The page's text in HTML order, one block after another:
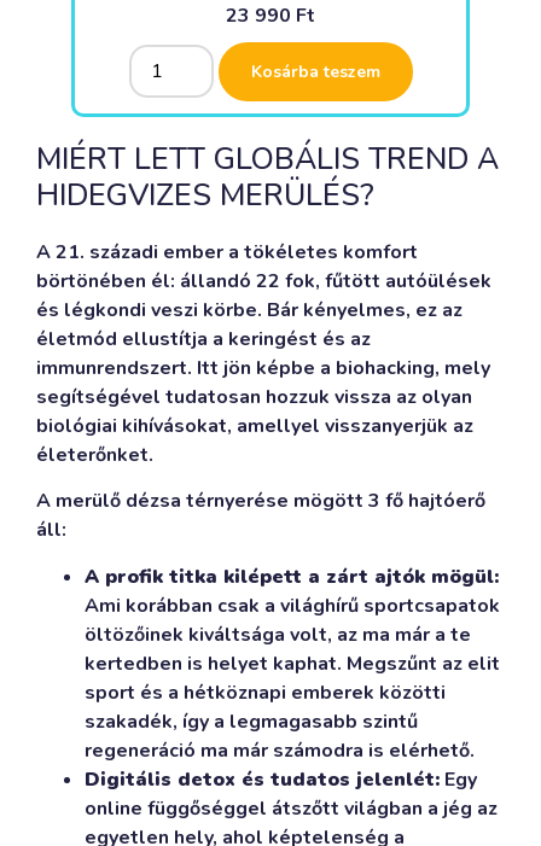
23 990 Ft
Kosárba teszem
Alternative:
MIÉRT LETT GLOBÁLIS TREND A
HIDEGVIZES MERÜLÉS?
A 21. századi ember a tökéletes komfort
börtönében él: állandó 22 fok, fűtött autóülések
és légkondi veszi körbe. Bár kényelmes, ez az
életmód ellustítja a keringést és az
immunrendszert. Itt jön képbe a biohacking, mely
segítségével tudatosan hozzuk vissza az olyan
biológiai kihívásokat, amellyel visszanyerjük az
életerőnket.
A merülő dézsa térnyerése mögött 3 fő hajtóerő
áll:
A profik titka kilépett a zárt ajtók mögül:
Ami korábban csak a világhírű sportcsapatok
öltözőinek kiváltsága volt, az ma már a te
kertedben is helyet kaphat. Megszűnt az elit
sport és a hétköznapi emberek közötti
szakadék, így a legmagasabb szintű
regeneráció ma már számodra is elérhető.
Digitális detox és tudatos jelenlét: Egy
online függőséggel átszőtt világban a jég az
egyetlen hely, ahol képtelenség a